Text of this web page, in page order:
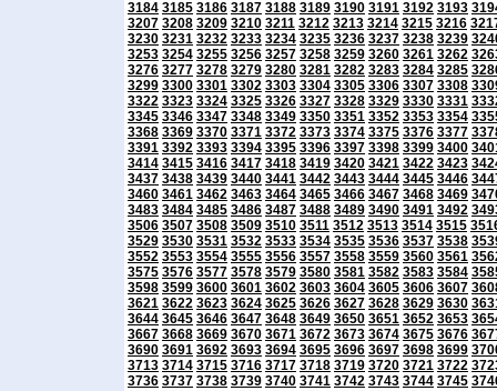
3184 3185 3186 3187 3188 3189 3190 3191 3192 3193
3207 3208 3209 3210 3211 3212 3213 3214 3215 3216
3230 3231 3232 3233 3234 3235 3236 3237 3238 3239
3253 3254 3255 3256 3257 3258 3259 3260 3261 3262
3276 3277 3278 3279 3280 3281 3282 3283 3284 3285
3299 3300 3301 3302 3303 3304 3305 3306 3307 3308
3322 3323 3324 3325 3326 3327 3328 3329 3330 3331
3345 3346 3347 3348 3349 3350 3351 3352 3353 3354
3368 3369 3370 3371 3372 3373 3374 3375 3376 3377
3391 3392 3393 3394 3395 3396 3397 3398 3399 3400
3414 3415 3416 3417 3418 3419 3420 3421 3422 3423
3437 3438 3439 3440 3441 3442 3443 3444 3445 3446
3460 3461 3462 3463 3464 3465 3466 3467 3468 3469
3483 3484 3485 3486 3487 3488 3489 3490 3491 3492
3506 3507 3508 3509 3510 3511 3512 3513 3514 3515
3529 3530 3531 3532 3533 3534 3535 3536 3537 3538
3552 3553 3554 3555 3556 3557 3558 3559 3560 3561
3575 3576 3577 3578 3579 3580 3581 3582 3583 3584
3598 3599 3600 3601 3602 3603 3604 3605 3606 3607
3621 3622 3623 3624 3625 3626 3627 3628 3629 3630
3644 3645 3646 3647 3648 3649 3650 3651 3652 3653
3667 3668 3669 3670 3671 3672 3673 3674 3675 3676
3690 3691 3692 3693 3694 3695 3696 3697 3698 3699
3713 3714 3715 3716 3717 3718 3719 3720 3721 3722
3736 3737 3738 3739 3740 3741 3742 3743 3744 3745